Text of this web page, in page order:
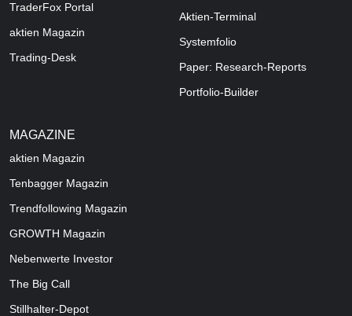
TraderFox Portal
aktien Magazin
Trading-Desk
Aktien-Terminal
Systemfolio
Paper: Research-Reports
Portfolio-Builder
MAGAZINE
aktien Magazin
Tenbagger Magazin
Trendfollowing Magazin
GROWTH Magazin
Nebenwerte Investor
The Big Call
Stillhalter-Depot